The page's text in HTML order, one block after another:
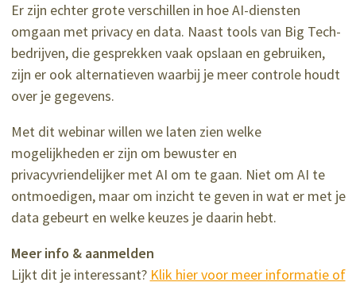
Er zijn echter grote verschillen in hoe AI-diensten
omgaan met privacy en data. Naast tools van Big Tech-
bedrijven, die gesprekken vaak opslaan en gebruiken,
zijn er ook alternatieven waarbij je meer controle houdt
over je gegevens.
Met dit webinar willen we laten zien welke
mogelijkheden er zijn om bewuster en
privacyvriendelijker met AI om te gaan. Niet om AI te
ontmoedigen, maar om inzicht te geven in wat er met je
data gebeurt en welke keuzes je daarin hebt.
Meer info & aanmelden
Lijkt dit je interessant? Klik hier voor meer informatie of